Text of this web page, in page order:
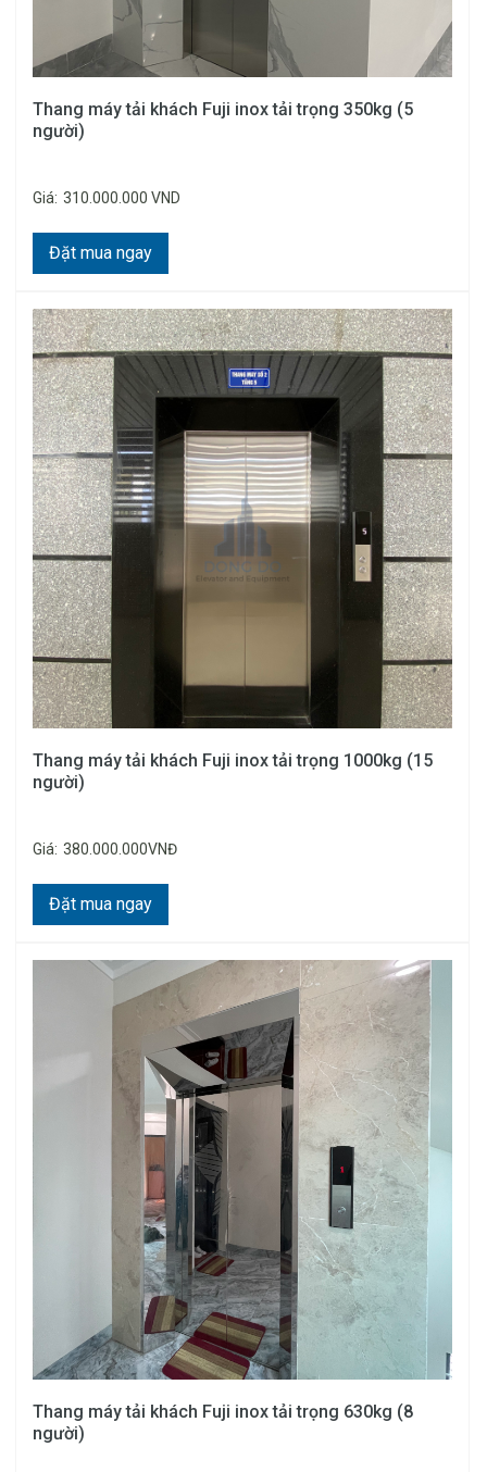
Thang máy tải khách Fuji inox tải trọng 350kg (5
người)
Giá: 310.000.000 VND
Đặt mua ngay
Thang máy tải khách Fuji inox tải trọng 1000kg (15
người)
Giá: 380.000.000VNĐ
Đặt mua ngay
Thang máy tải khách Fuji inox tải trọng 630kg (8
người)